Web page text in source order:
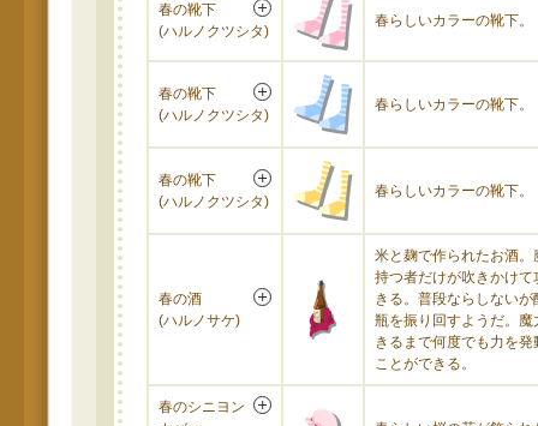
春の靴下
(ハルノクツシタ)
春らしいカラーの靴下。
春の靴下
(ハルノクツシタ)
春らしいカラーの靴下。
春の靴下
(ハルノクツシタ)
春らしいカラーの靴下。
春の酒
(ハルノサケ)
米と麹で作られたお酒。
持つ者だけが吹きかけて
きる。普段ならしないが
瓶を振り回すようだ。魔
きるまで何度でも力を発
ことができる。
春のシニヨン